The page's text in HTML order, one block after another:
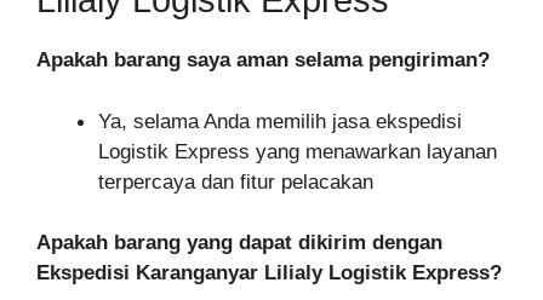
Apakah barang saya aman selama pengiriman?
Ya, selama Anda memilih jasa ekspedisi
Logistik Express yang menawarkan layanan
terpercaya dan fitur pelacakan
Apakah barang yang dapat dikirim dengan
Ekspedisi Karanganyar Lilialy Logistik Express?